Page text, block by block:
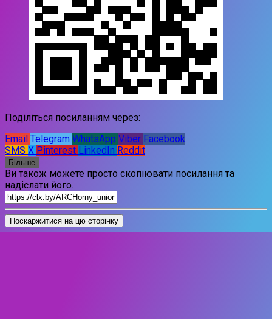
Поділіться посиланням через:
Email Telegram WhatsApp Viber Facebook
SMS X Pinterest LinkedIn Reddit
Більше
Ви також можете просто скопіювати посилання та
надіслати його.
Поскаржитися на цю сторінку